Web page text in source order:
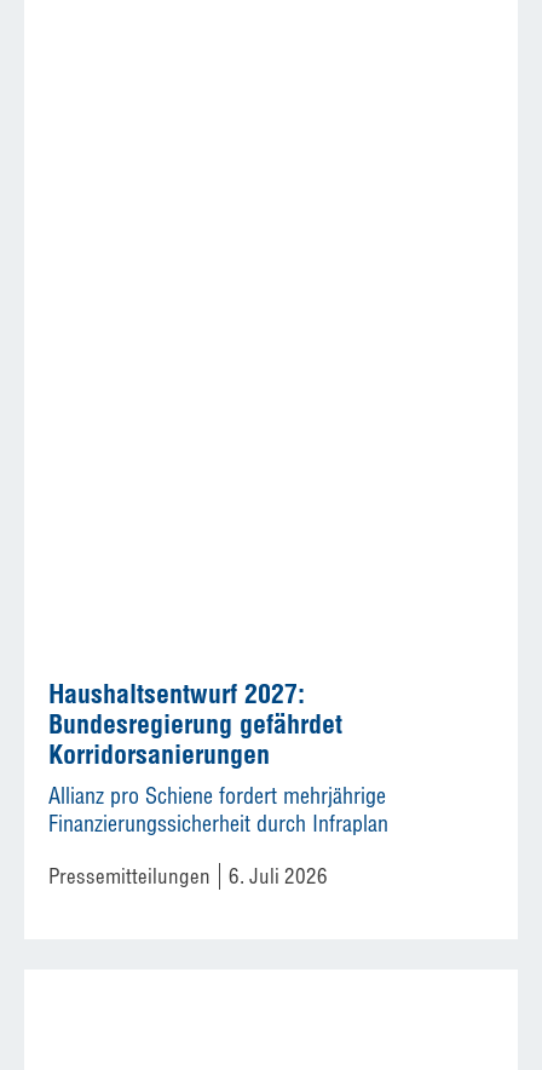
Haushaltsentwurf 2027:
Bundesregierung gefährdet
Korridorsanierungen
Allianz pro Schiene fordert mehrjährige
Finanzierungssicherheit durch Infraplan
Pressemitteilungen 6. Juli 2026